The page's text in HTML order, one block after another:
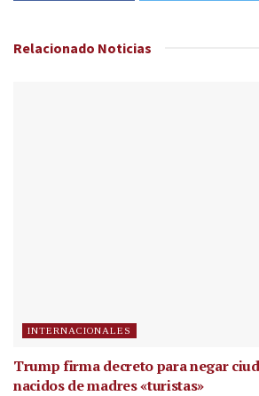
Relacionado Noticias
INTERNACIONALES
Trump firma decreto para negar
nacidos de madres «turistas»